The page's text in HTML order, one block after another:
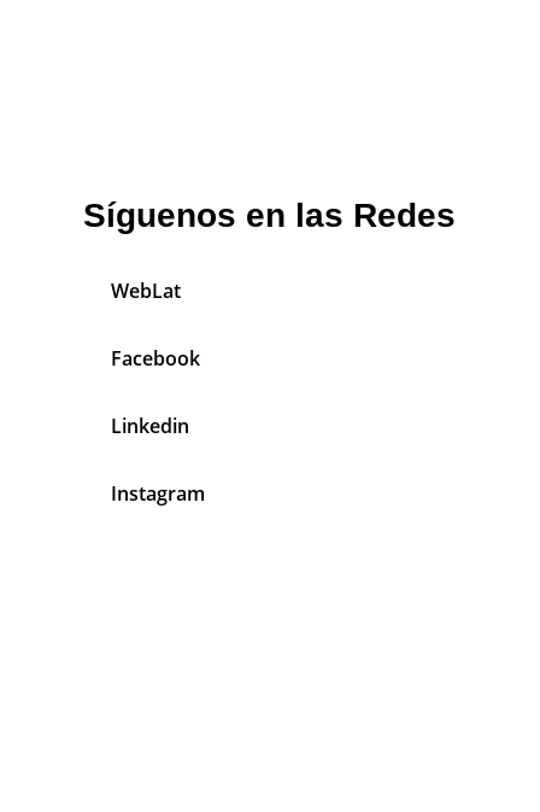
Síguenos en las Redes
WebLat
Facebook
Linkedin
Instagram